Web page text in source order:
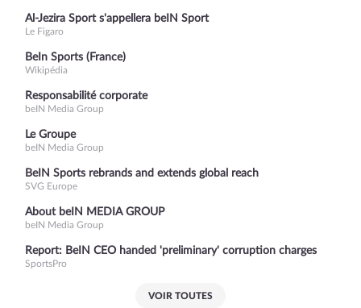
Al-Jezira Sport s'appellera beIN Sport
Le Figaro
BeIn Sports (France)
Wikipédia
Responsabilité corporate
beIN Media Group
Le Groupe
beIN Media Group
BeIN Sports rebrands and extends global reach
SVG Europe
About beIN MEDIA GROUP
beIN Media Group
Report: BeIN CEO handed 'preliminary' corruption charges
SportsPro
VOIR TOUTES